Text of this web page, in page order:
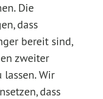
Die
dass
bereit sind,
zweiter
lassen. Wir
dass